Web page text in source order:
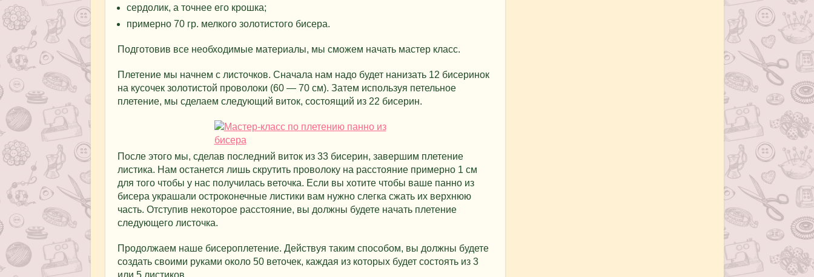
сердолик, а точнее его крошка;
примерно 70 гр. мелкого золотистого бисера.
Подготовив все необходимые материалы, мы сможем начать мастер класс.
Плетение мы начнем с листочков. Сначала нам надо будет нанизать 12 бисеринок
на кусочек золотистой проволоки (60 — 70 см). Затем используя петельное
плетение, мы сделаем следующий виток, состоящий из 22 бисерин.
После этого мы, сделав последний виток из 33 бисерин, завершим плетение
листика. Нам останется лишь скрутить проволоку на расстояние примерно 1 см
для того чтобы у нас получилась веточка. Если вы хотите чтобы ваше панно из
бисера украшали остроконечные листики вам нужно слегка сжать их верхнюю
часть. Отступив некоторое расстояние, вы должны будете начать плетение
следующего листочка.
Продолжаем наше бисероплетение. Действуя таким способом, вы должны будете
создать своими руками около 50 веточек, каждая из которых будет состоять из 3